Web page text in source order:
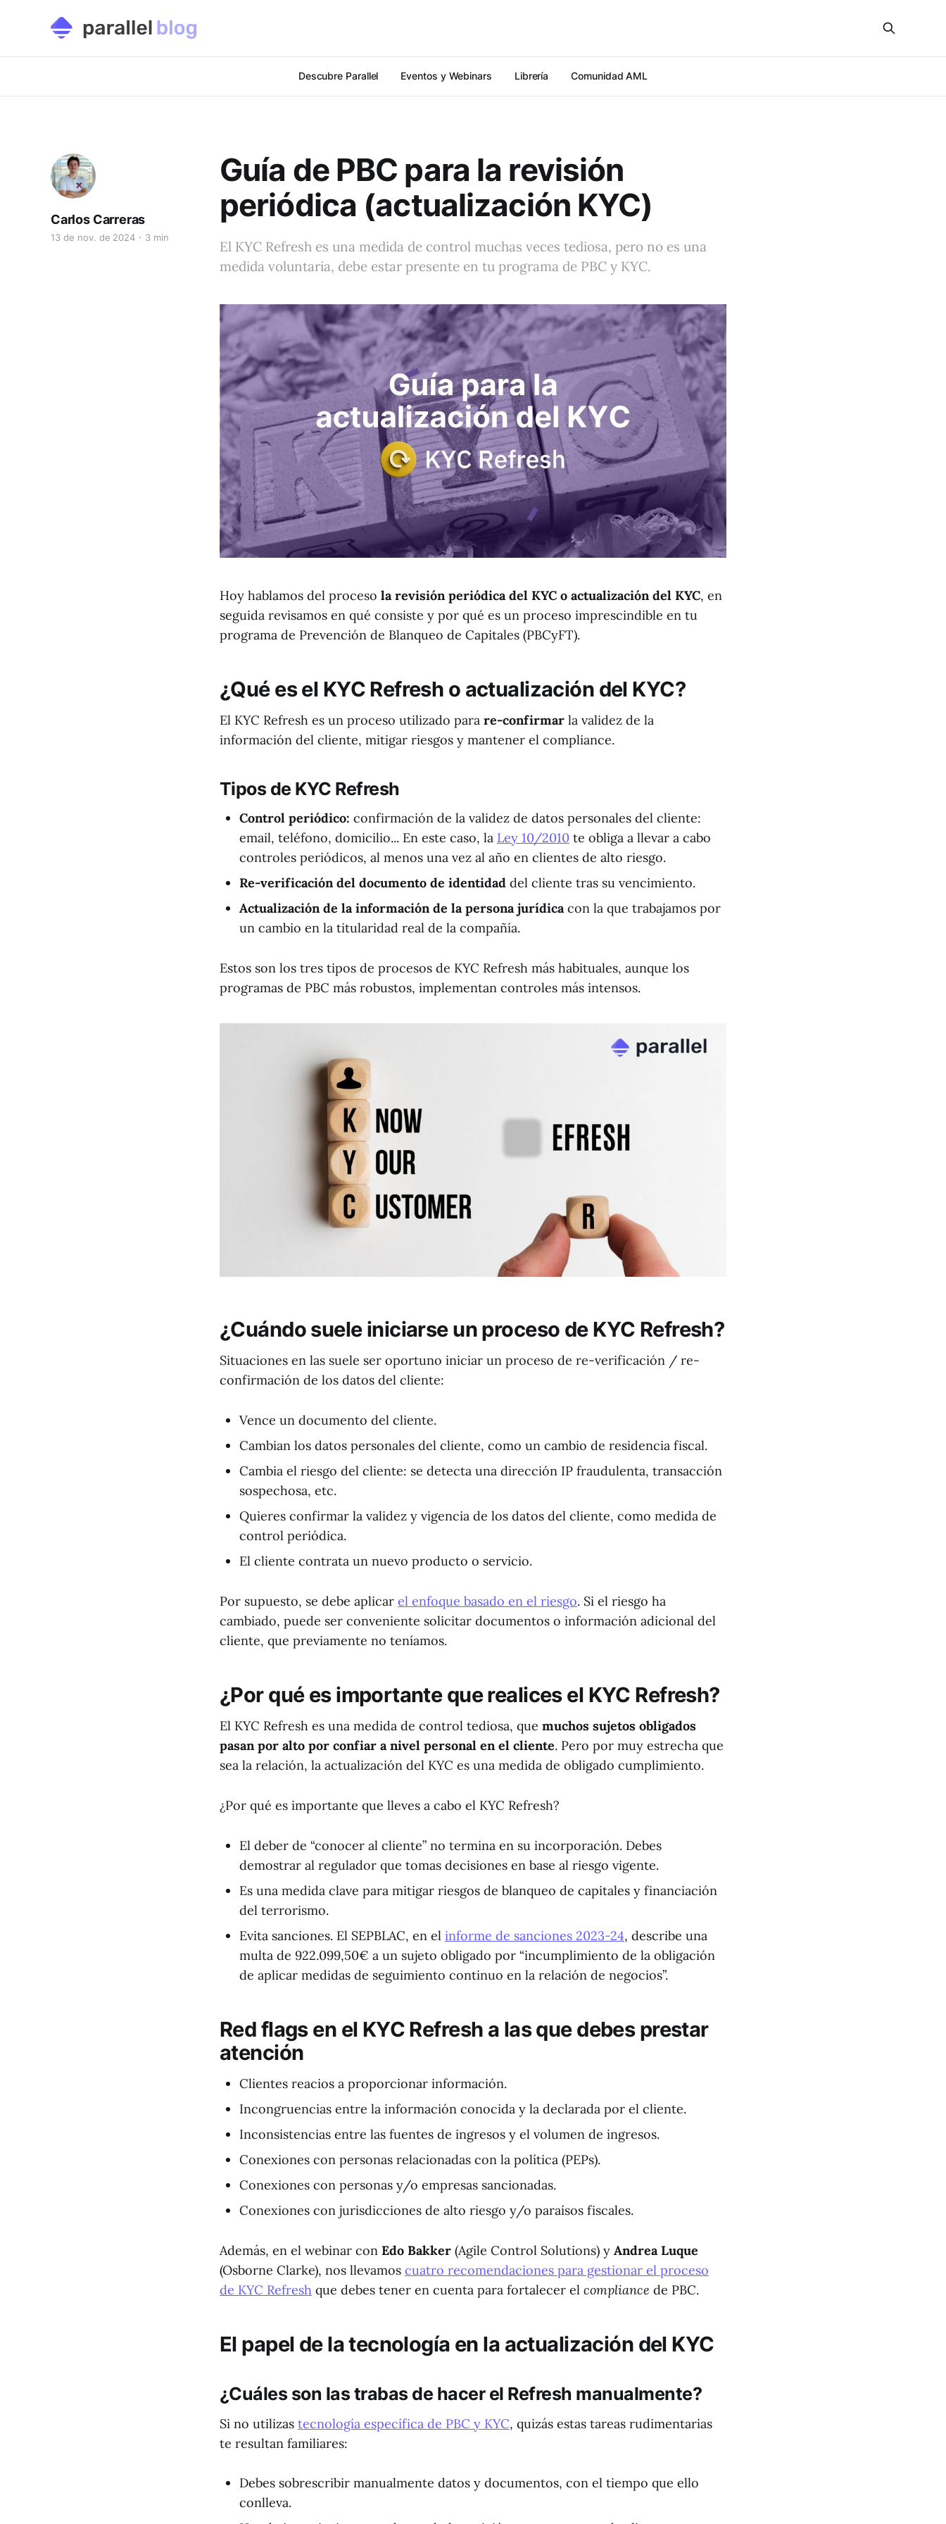
Descubre Parallel Eventos y Webinars Librería Comunidad AML
Guía de PBC para la revisión
periódica (actualización KYC)
Carlos Carreras
13 de nov. de 2024 3 min
El KYC Refresh es una medida de control muchas veces tediosa, pero no es una
medida voluntaria, debe estar presente en tu programa de PBC y KYC.
Hoy hablamos del proceso la revisión periódica del KYC o actualización del KYC, en
seguida revisamos en qué consiste y por qué es un proceso imprescindible en tu
programa de Prevención de Blanqueo de Capitales (PBCyFT).
¿Qué es el KYC Refresh o actualización del KYC?
El KYC Refresh es un proceso utilizado para re-confirmar la validez de la
información del cliente, mitigar riesgos y mantener el compliance.
Tipos de KYC Refresh
Control periódico: confirmación de la validez de datos personales del cliente:
email, teléfono, domicilio... En este caso, la Ley 10/2010 te obliga a llevar a cabo
controles periódicos, al menos una vez al año en clientes de alto riesgo.
Re-verificación del documento de identidad del cliente tras su vencimiento.
Actualización de la información de la persona jurídicacon la que trabajamos por
un cambio en la titularidad real de la compañía.
Estos son los tres tipos de procesos de KYC Refresh más habituales, aunque los
programas de PBC más robustos, implementan controles más intensos.
¿Cuándo suele iniciarse un proceso de KYC Refresh?
Situaciones en las suele ser oportuno iniciar un proceso de re-verificación / re-
confirmación de los datos del cliente:
Vence un documento del cliente.
Cambian los datos personales del cliente, como un cambio de residencia fiscal.
Cambia el riesgo del cliente: se detecta una dirección IP fraudulenta, transacción
sospechosa, etc.
Quieres confirmar la validez y vigencia de los datos del cliente, como medida de
control periódica.
El cliente contrata un nuevo producto o servicio.
Por supuesto, se debe aplicar el enfoque basado en el riesgo. Si el riesgo ha
cambiado, puede ser conveniente solicitar documentos o información adicional del
cliente, que previamente no teníamos.
¿Por qué es importante que realices el KYC Refresh?
El KYC Refresh es una medida de control tediosa, que muchos sujetos obligados
pasan por alto por confiar a nivel personal en el cliente. Pero por muy estrecha que
sea la relación, la actualización del KYC es una medida de obligado cumplimiento.
¿Por qué es importante que lleves a cabo el KYC Refresh?
El deber de “conocer al cliente” no termina en su incorporación. Debes
demostrar al regulador que tomas decisiones en base al riesgo vigente.
Es una medida clave para mitigar riesgos de blanqueo de capitales y financiación
del terrorismo.
Evita sanciones. El SEPBLAC, en el informe de sanciones 2023-24, describe una
multa de 922.099,50€ a un sujeto obligado por “incumplimiento de la obligación
de aplicar medidas de seguimiento continuo en la relación de negocios”.
Red flags en el KYC Refresh a las que debes prestar
atención
Clientes reacios a proporcionar información.
Incongruencias entre la información conocida y la declarada por el cliente.
Inconsistencias entre las fuentes de ingresos y el volumen de ingresos.
Conexiones con personas relacionadas con la política (PEPs).
Conexiones con personas y/o empresas sancionadas.
Conexiones con jurisdicciones de alto riesgo y/o paraísos fiscales.
Además, en el webinar con Edo Bakker (Agile Control Solutions) y Andrea Luque
(Osborne Clarke), nos llevamos cuatro recomendaciones para gestionar el proceso
de KYC Refresh que debes tener en cuenta para fortalecer el compliance de PBC.
El papel de la tecnología en la actualización del KYC
¿Cuáles son las trabas de hacer el Refresh manualmente?
Si no utilizas tecnología específica de PBC y KYC, quizás estas tareas rudimentarias
te resultan familiares:
Debes sobrescribir manualmente datos y documentos, con el tiempo que ello
conlleva.